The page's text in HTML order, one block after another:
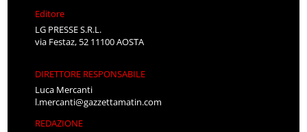
Editore
LG PRESSE S.R.L.
via Festaz, 52 11100 AOSTA
DIRETTORE RESPONSABILE
Luca Mercanti
l.mercanti@gazzettamatin.com
REDAZIONE